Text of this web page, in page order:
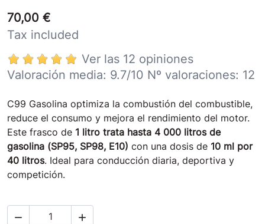
70,00 €
Tax included
Ver las 12 opiniones
Valoración media: 9.7/10 Nº valoraciones: 12
C99 Gasolina optimiza la combustión del combustible,
reduce el consumo y mejora el rendimiento del motor.
Este frasco de 1 litro trata hasta 4 000 litros de
gasolina (SP95, SP98, E10) con una dosis de 10 ml por
40 litros. Ideal para conducción diaria, deportiva y
competición.
 